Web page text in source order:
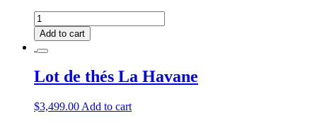
Lot
de
thés
Saint
Deluxe
Add to cart
Lot de thés La Havane
$3,499.00 Add to cart